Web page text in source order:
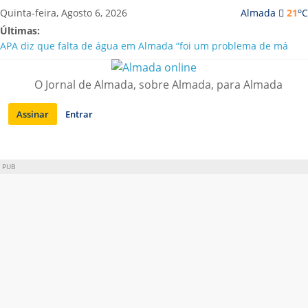
Saltar
para
conteúdo
Almada 21oC
Quinta-feira, Agosto 6, 2026
Últimas:
APA diz que falta de água em Almada “foi um problema de má
Laranjeiro | Cultura pop asiática invade a Casa Amarela
Ponte 25 de Abril celebra 60 anos com programa cultural entre
Lisboa e Almada
Situação de alerta em Almada renovada até final de Agosto
O Jornal de Almada, sobre Almada, para Almada
Assinar Entrar
PUB